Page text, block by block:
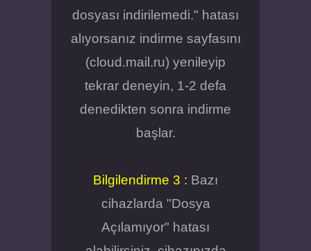
dosyası indirilemedi." hatası
alıyorsanız indirme sayfasını
(cloud.mail.ru) yenileyip
tekrar deneyin, 1-2 defa
denedikten sonra indirme
başlar.
Bilgilendirme 3 : Bazı
cihazlarda "Dosya
Açılamıyor" hatası